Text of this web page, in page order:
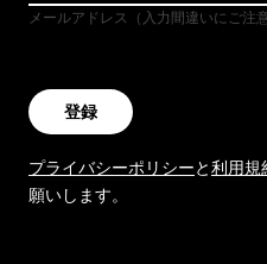
メールアドレス（入力間違いにご注
登録
プライバシーポリシーと利用規
願いします。